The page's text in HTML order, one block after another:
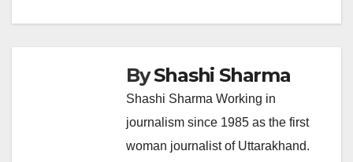
ByShashi Sharma
Shashi Sharma Working in
journalism since 1985 as the first
woman journalist of Uttarakhand.